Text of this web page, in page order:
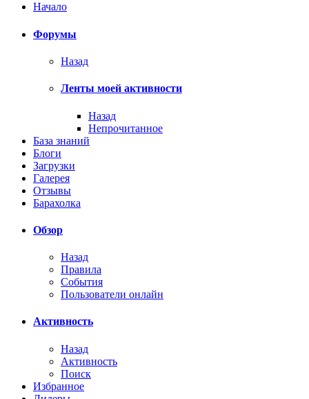
Начало
Форумы
Назад
Ленты моей активности
Назад
Непрочитанное
База знаний
Блоги
Загрузки
Галерея
Отзывы
Барахолка
Обзор
Назад
Правила
События
Пользователи онлайн
Активность
Назад
Активность
Поиск
Избранное